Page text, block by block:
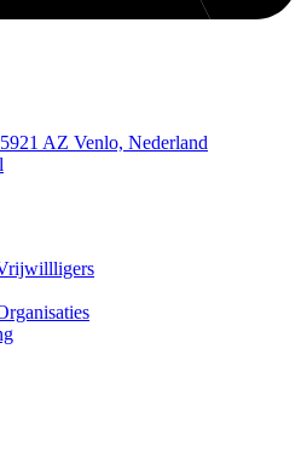
AZ Venlo, Nederland